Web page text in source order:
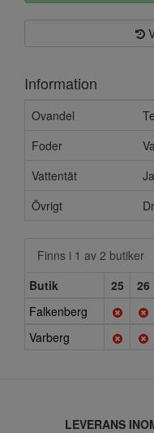
Information
Ovandel
Foder
Vattentät
Övrigt
Finns i 1 av 2 butiker
Butik
25 26
Falkenberg
Varberg
LEVERANS